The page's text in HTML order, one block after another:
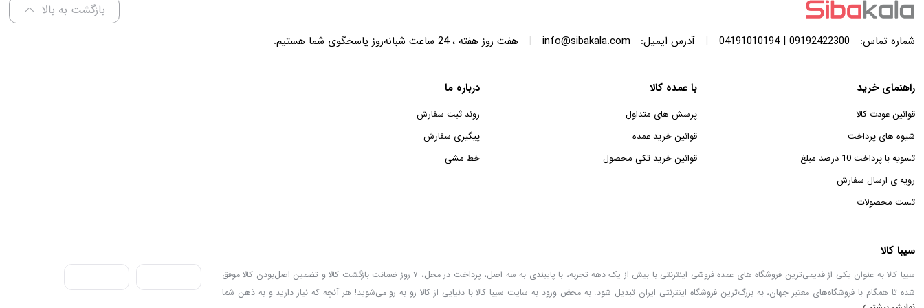
بازگشت به بالا
شماره تماس: 09192422300 | 04191010194
| آدرس ایمیل: info@sibakala.com
| هفت روز هفته ، 24 ساعت شبانه‌روز پاسخگوی شما هستیم.
راهنمای خرید
قوانین عودت کالا
شیوه های پرداخت
تسویه با پرداخت 10 درصد مبلغ
رویه ی ارسال سفارش
تست محصولات
با عمده کالا
پرسش های متداول
قوانین خرید عمده
قوانین خرید تکی محصول
درباره ما
روند ثبت سفارش
پیگیری سفارش
خط مشی
سیبا کالا
سیبا کالا به عنوان یکی از قدیمی‌ترین فروشگاه های عمده فروشی اینترنتی با بیش از یک دهه تجربه، با پایبندی به سه اصل، پرداخت در محل، ۷ روز ضمانت بازگشت کالا و تضمین اصل‌بودن کالا موفق
شده تا همگام با فروشگاه‌های معتبر جهان، به بزرگ‌ترین فروشگاه اینترنتی ایران تبدیل شود. به محض ورود به سایت سیبا کالا با دنیایی از کالا رو به رو می‌شوید! هر آنچه که نیاز دارید و به ذهن شما